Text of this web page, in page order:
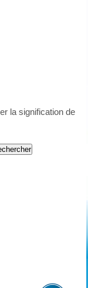
la signification de